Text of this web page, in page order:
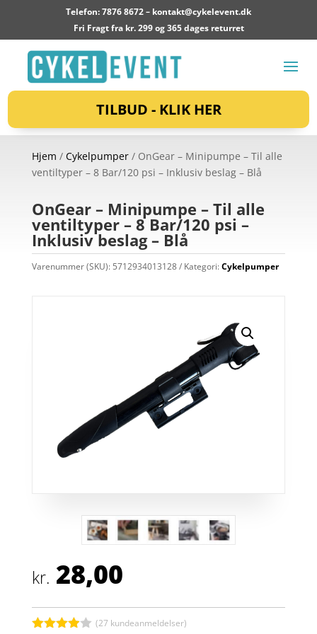
Telefon: 7876 8672 – kontakt@cykelevent.dk
Fri Fragt fra kr. 299 og 365 dages returret
TILBUD - KLIK HER
Hjem / Cykelpumper/ OnGear – Minipumpe – Til alle
ventiltyper – 8 Bar/120 psi – Inklusiv beslag – Blå
OnGear – Minipumpe – Til alle
ventiltyper – 8 Bar/120 psi –
Inklusiv beslag – Blå
Varenummer (SKU): 5712934013128 Kategori:Cykelpumper
kr. 28,00
(27 kundeanmeldelser)